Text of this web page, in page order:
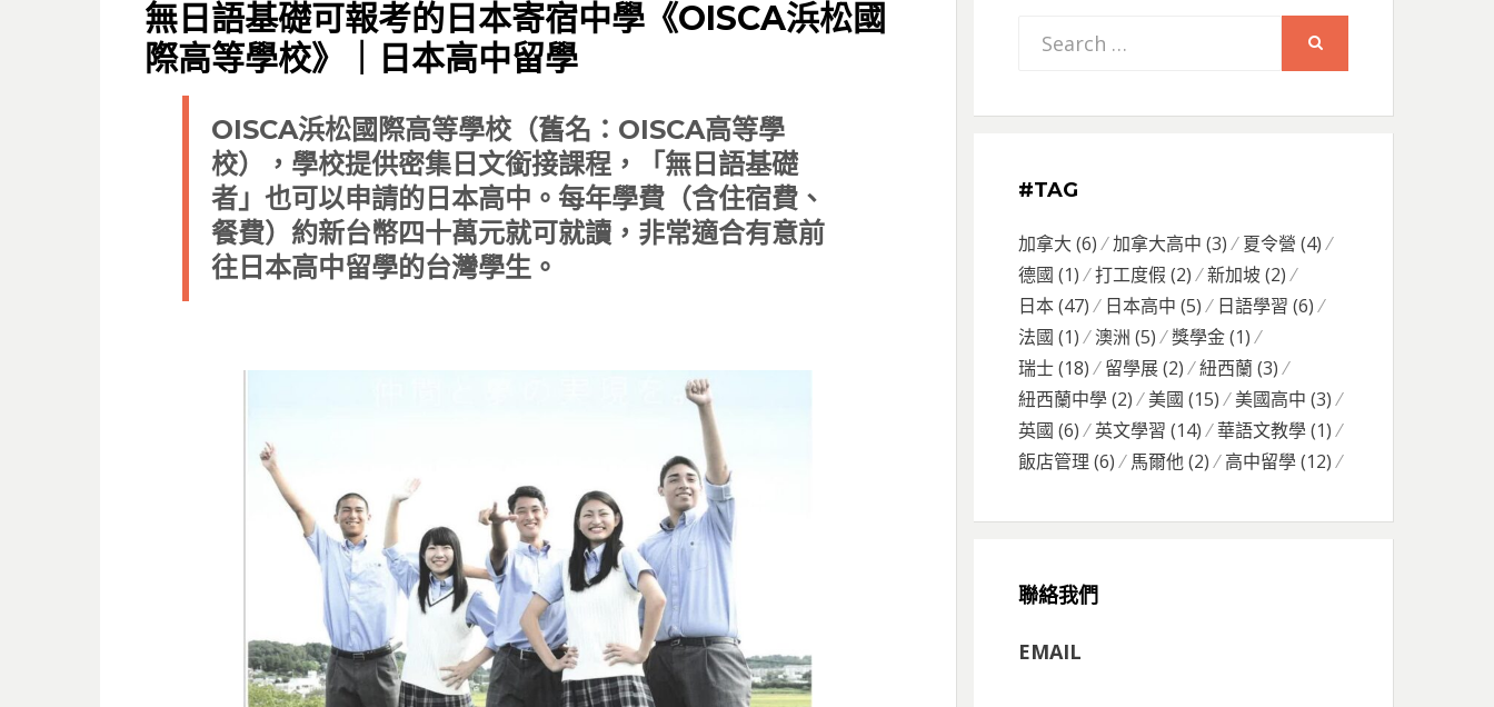
ON
無日語基礎可報考的日本寄宿中學《OISCA浜松國
際高等學校》｜日本高中留學
OISCA浜松國際高等學校（舊名：OISCA高等學
校），學校提供密集日文銜接課程，「無日語基礎
者」也可以申請的日本高中。每年學費（含住宿費、
餐費）約新台幣四十萬元就可就讀，非常適合有意前
往日本高中留學的台灣學生。
Search
#TAG
加拿大 (6) 加拿大高中 (3) 夏令營 (4)
德國 (1) 打工度假 (2) 新加坡(2)
日本(47) 日本高中 (5) 日語學習 (6)
法國 (1) 澳洲 (5) 獎學金(1)
瑞士(18) 留學展(2) 紐西蘭(3)
紐西蘭中學(2) 美國 (15) 美國高中 (3)
英國 (6) 英文學習 (14) 華語文教學(1)
飯店管理 (6) 馬爾他(2) 高中留學(12)
聯絡我們
EMAIL